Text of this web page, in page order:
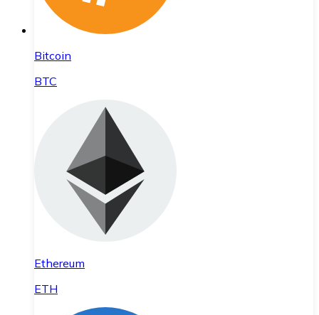
Bitcoin
BTC
Ethereum
ETH